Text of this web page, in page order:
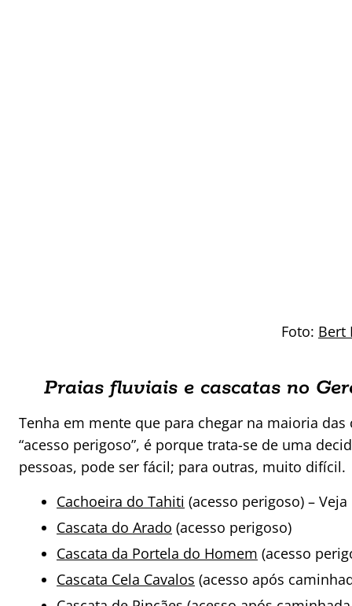
Foto: Bert
Praias fluviais e cascatas no
Tenha em mente que para chegar na maioria
“acesso perigoso”, é porque trata-se de uma
pessoas, pode ser fácil; para outras, muito difícil.
Cachoeira do Tahiti (acesso perigoso) –
Cascata do Arado (acesso perigoso)
Cascata da Portela do Homem (acesso
Cascata Cela Cavalos (acesso após